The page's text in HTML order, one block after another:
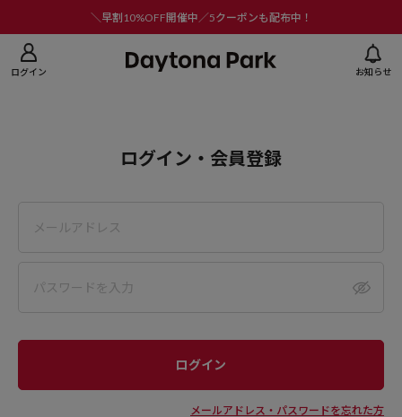
＼早割10%OFF開催中／5クーポンも配布中！
ログイン お知らせ
ログイン・会員登録
メールアドレス・パスワードを忘れた方